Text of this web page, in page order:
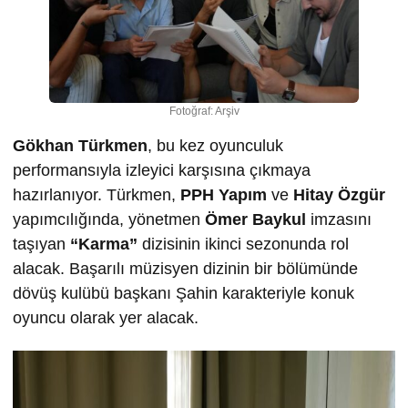
Fotoğraf: Arşiv
Gökhan Türkmen, bu kez oyunculuk
performansıyla izleyici karşısına çıkmaya
hazırlanıyor. Türkmen, PPH Yapım ve Hitay Özgür
yapımcılığında, yönetmen Ömer Baykul imzasını
taşıyan “Karma” dizisinin ikinci sezonunda rol
alacak. Başarılı müzisyen dizinin bir bölümünde
dövüş kulübü başkanı Şahin karakteriyle konuk
oyuncu olarak yer alacak.